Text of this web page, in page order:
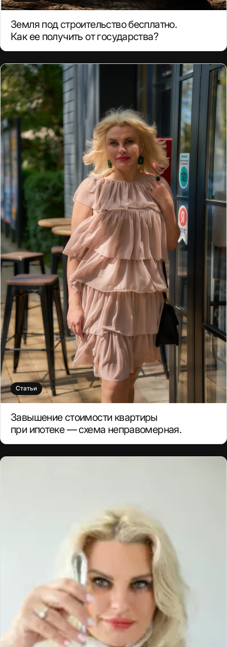
Земля под строительство бесплатно.
Как ее получить от государства?
Статьи
Завышение стоимости квартиры
при ипотеке — схема неправомерная.